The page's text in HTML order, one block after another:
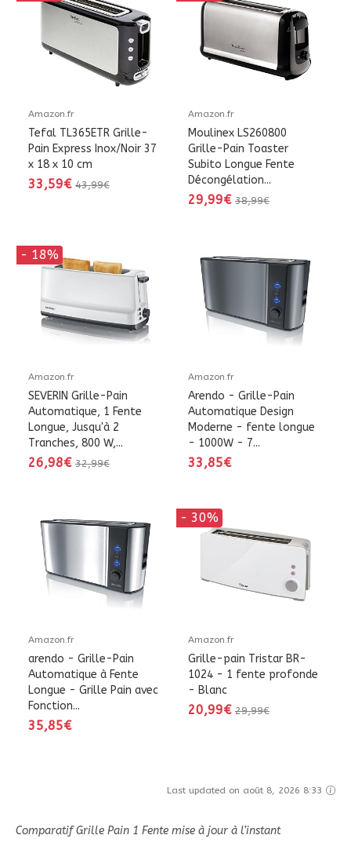
Amazon.fr
Tefal TL365ETR Grille-
Pain Express Inox/Noir 37
x 18 x 10 cm
33,59€ 43,99€
Amazon.fr
Moulinex LS260800
Grille-Pain Toaster
Subito Longue Fente
Décongélation...
29,99€ 38,99€
- 18%
Amazon.fr
SEVERIN Grille-Pain
Automatique, 1 Fente
Longue, Jusqu'à 2
Tranches, 800 W,...
26,98€ 32,99€
Amazon.fr
Arendo - Grille-Pain
Automatique Design
Moderne - fente longue
- 1000W - 7...
33,85€
Amazon.fr
arendo - Grille-Pain
Automatique à Fente
Longue - Grille Pain avec
Fonction...
35,85€
- 30%
Amazon.fr
Grille-pain Tristar BR-
1024 - 1 fente profonde
- Blanc
20,99€ 29,99€
Last updated on août 8, 2026 8:33
Comparatif Grille Pain 1 Fente mise à jour à l’instant